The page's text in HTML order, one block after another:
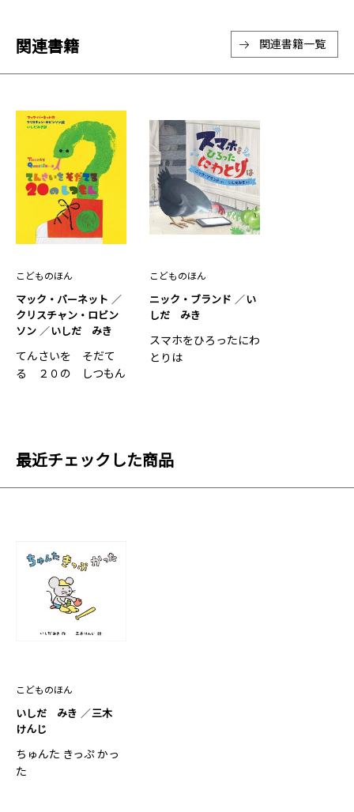
関連書籍 関連書籍一覧
こどものほん
マック・バーネット
クリスチャン・ロビン
ソン
いしだ みき
てんさいを そだて
る ２０の しつもん
こどものほん
ニック・ブランド
い
しだ みき
スマホをひろったにわ
とりは
最近チェックした商品
こどものほん
いしだ みき
三木
けんじ
ちゅんた きっぷ かっ
た